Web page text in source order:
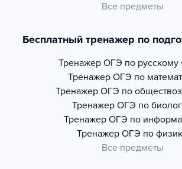
Все предметы
Бесплатный тренажер по
Тренажер ОГЭ по русскому
Тренажер ОГЭ по
Тренажер ОГЭ по
Тренажер ОГЭ по
Тренажер ОГЭ по
Тренажер ОГЭ по
Все предметы